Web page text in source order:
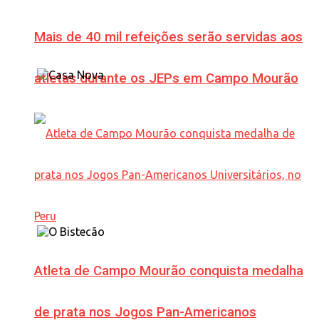
Mais de 40 mil refeições serão servidas aos
atletas durante os JEPs em Campo Mourão
Atleta de Campo Mourão conquista medalha
de prata nos Jogos Pan-Americanos